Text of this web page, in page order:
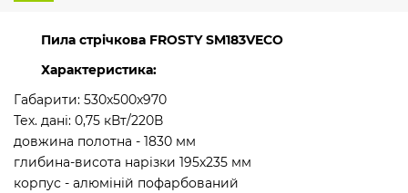
Пила стрічкова FROSTY SM183VECO
Характеристика:
Габарити: 530x500x970
Тех. дані: 0,75 кВт/220В
довжина полотна - 1830 мм
глибина-висота нарізки 195х235 мм
корпус - алюміній пофарбований